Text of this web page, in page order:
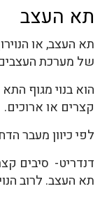
תא העצב
תא העצב, או
של מערכת
הוא בנוי מגוף התא
קצרים או ארוכים.
לפי כיוון מעבר
דנדריט- סיבים
תא העצב. לרוב